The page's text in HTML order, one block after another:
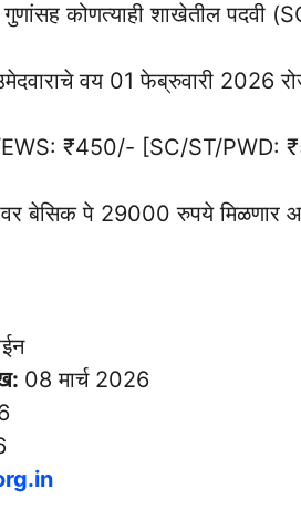
कोणत्याही शाखेतील पदवी
वय 01 फेब्रुवारी 2026
₹450/- [SC/ST/PWD:
बेसिक पे 29000 रुपये
08 मार्च 2026